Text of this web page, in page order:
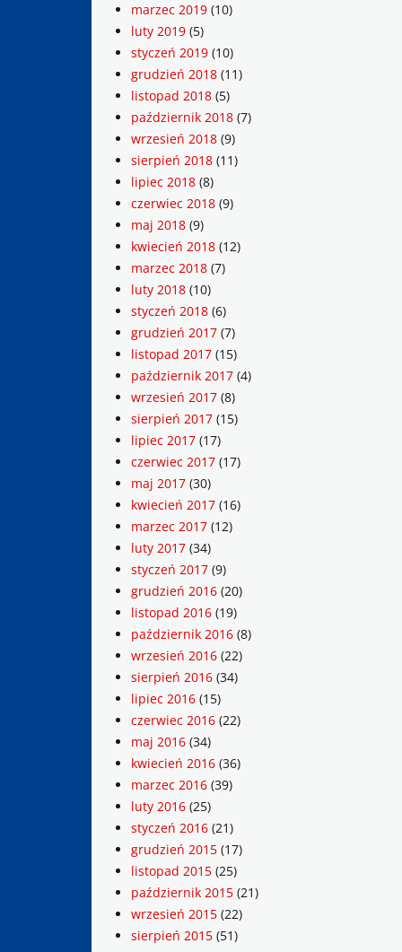
marzec 2019 (10)
luty 2019 (5)
styczeń 2019 (10)
grudzień 2018 (11)
listopad 2018 (5)
październik 2018 (7)
wrzesień 2018 (9)
sierpień 2018 (11)
lipiec 2018 (8)
czerwiec 2018 (9)
maj 2018 (9)
kwiecień 2018 (12)
marzec 2018 (7)
luty 2018 (10)
styczeń 2018 (6)
grudzień 2017 (7)
listopad 2017 (15)
październik 2017 (4)
wrzesień 2017 (8)
sierpień 2017 (15)
lipiec 2017 (17)
czerwiec 2017 (17)
maj 2017 (30)
kwiecień 2017 (16)
marzec 2017 (12)
luty 2017 (34)
styczeń 2017 (9)
grudzień 2016 (20)
listopad 2016 (19)
październik 2016 (8)
wrzesień 2016 (22)
sierpień 2016 (34)
lipiec 2016 (15)
czerwiec 2016 (22)
maj 2016 (34)
kwiecień 2016 (36)
marzec 2016 (39)
luty 2016 (25)
styczeń 2016 (21)
grudzień 2015 (17)
listopad 2015 (25)
październik 2015 (21)
wrzesień 2015 (22)
sierpień 2015 (51)